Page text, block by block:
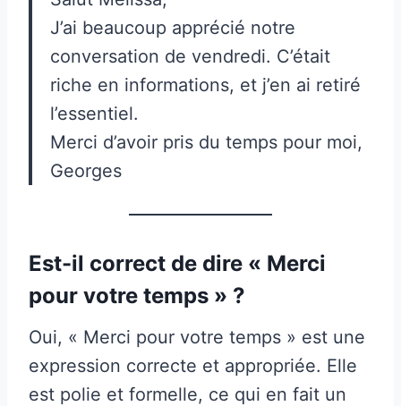
J’ai beaucoup apprécié notre
conversation de vendredi. C’était
riche en informations, et j’en ai retiré
l’essentiel.
Merci d’avoir pris du temps pour moi,
Georges
Est-il correct de dire « Merci
pour votre temps » ?
Oui, « Merci pour votre temps » est une
expression correcte et appropriée. Elle
est polie et formelle, ce qui en fait un